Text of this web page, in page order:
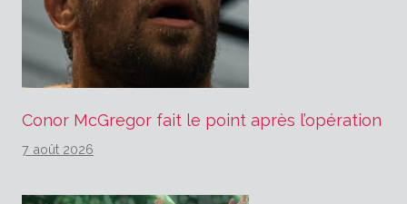
Conor McGregor fait le point après l’opération
7 août 2026